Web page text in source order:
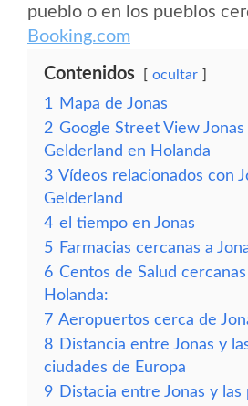
pueblo o en los pueblos
Booking.com
Contenidos ocultar
1
Mapa de Jonas
2 Google Street View
Gelderland en Holanda
3 Vídeos relacionados con
Gelderland
4 el tiempo en Jonas
5 Farmacias cercanas a
6 Centos de Salud
Holanda:
7 Aeropuertos cerca de
8 Distancia entre Jonas y
ciudades de Europa
9 Distacia entre Jonas y las